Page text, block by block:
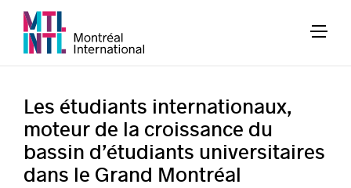
Les étudiants internationaux,
moteur de la croissance du
bassin d’étudiants universitaires
dans le Grand Montréal